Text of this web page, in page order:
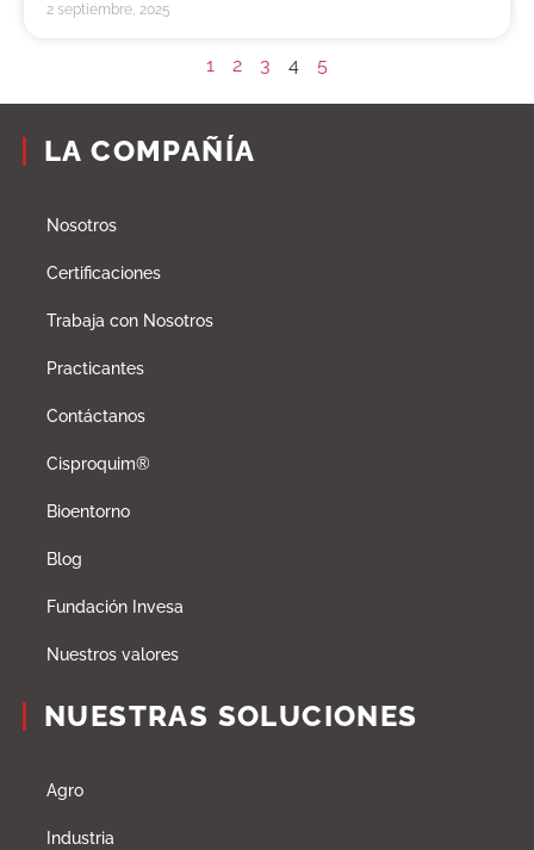
2 septiembre, 2025
1 2 3 4 5
LA COMPAÑÍA
Nosotros
Certificaciones
Trabaja con Nosotros
Practicantes
Contáctanos
Cisproquim®
Bioentorno
Blog
Fundación Invesa
Nuestros valores
NUESTRAS SOLUCIONES
Agro
Industria